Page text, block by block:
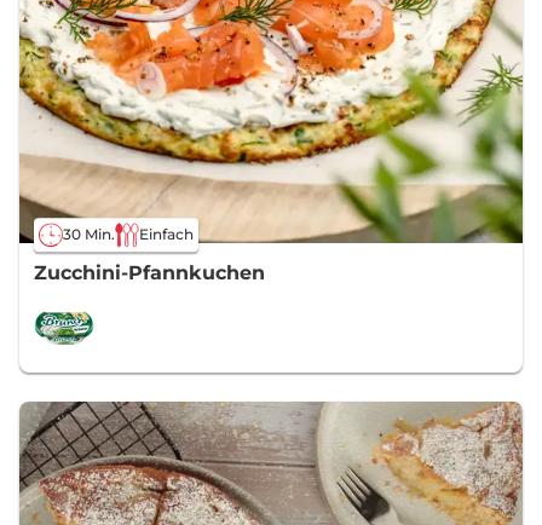
30 Min. Einfach
Zucchini-Pfannkuchen